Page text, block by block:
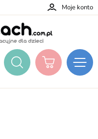
Moje konto